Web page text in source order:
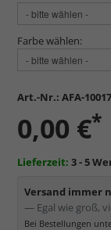
Farbe wählen:
Art.-Nr.: AFA-
0,00 €*
Lieferzeit: 3 - 5
Versand immer
— Egal wie groß,
Bei Bestellungen